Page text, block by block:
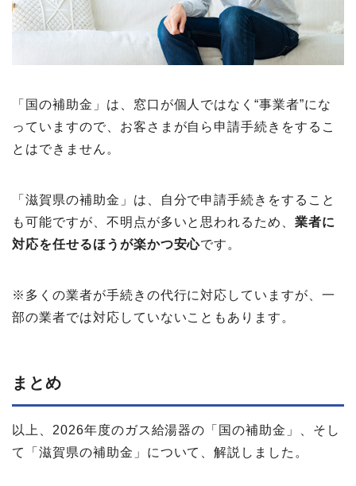
「国の補助金」は、窓口が個人ではなく“事業者”にな
っていますので、お客さまが自ら申請手続きをするこ
とはできません。
「滋賀県の補助金」は、自分で申請手続きをすること
も可能ですが、不明点が多いと思われるため、業者に
対応を任せるほうが楽かつ安心です。
※多くの業者が手続きの代行に対応していますが、一
部の業者では対応していないこともあります。
まとめ
以上、2026年度のガス給湯器の「国の補助金」、そし
て「滋賀県の補助金」について、解説しました。